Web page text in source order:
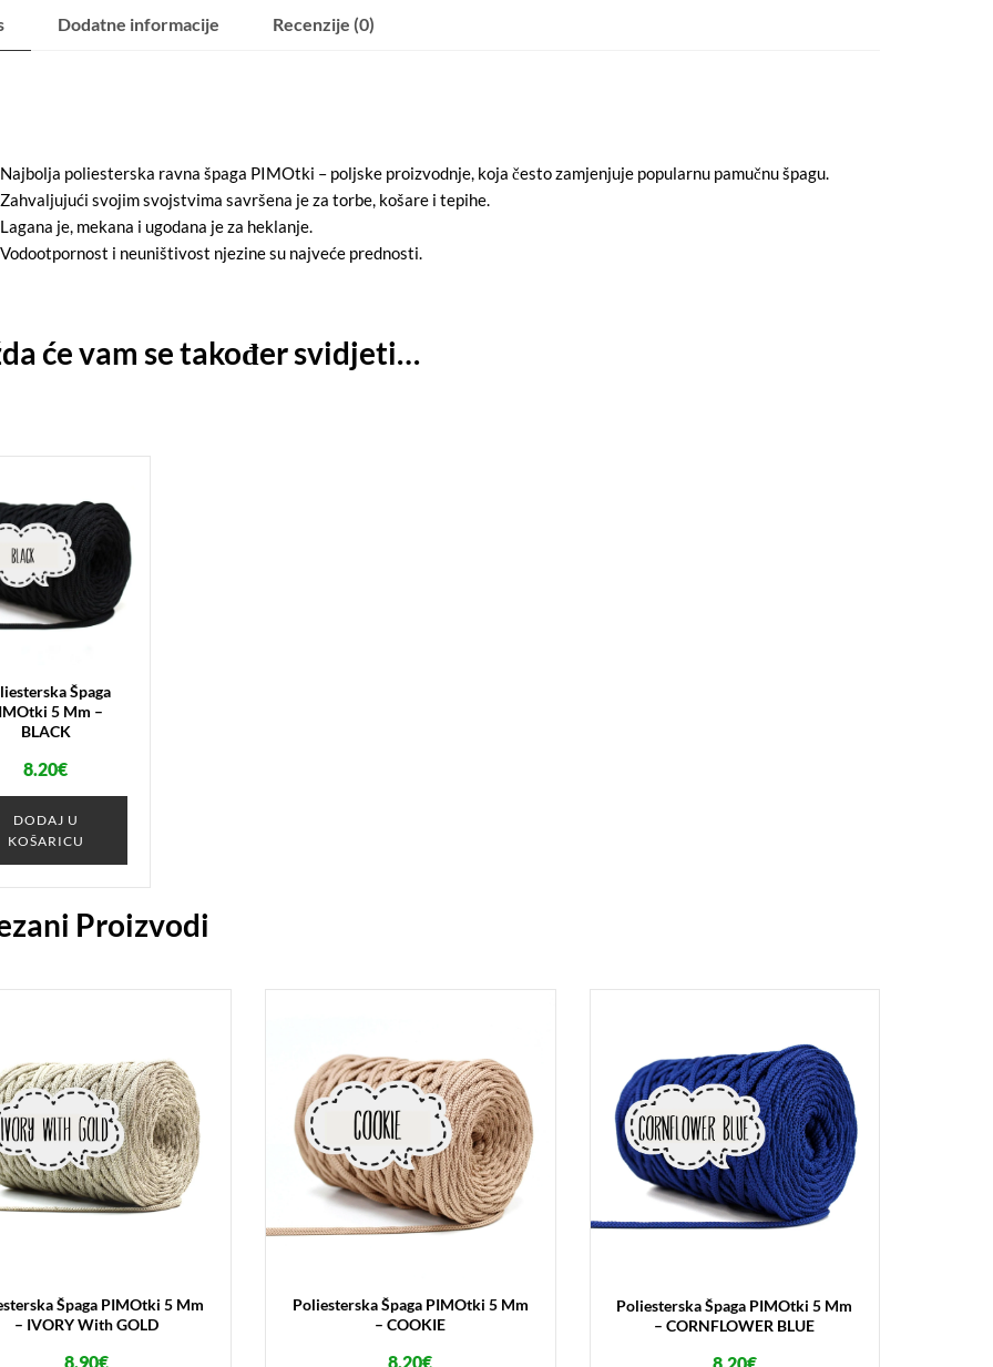
Dodatne informacije Recenzije (0)
Najbolja poliesterska ravna špaga PIMOtki – poljske proizvodnje, koja često zamjenjuje popularnu pamučnu špagu.
Zahvaljujući svojim svojstvima savršena je za torbe, košare i tepihe.
Lagana je, mekana i ugodana je za heklanje.
Vodootpornost i neuništivost njezine su najveće prednosti.
će vam se također svidjeti…
Špaga
5 Mm –
BLACK
8.20€
DODAJ U
KOŠARICU
Proizvodi
Špaga PIMOtki 5 Mm
– IVORY With GOLD
8.90€
Poliesterska Špaga PIMOtki 5 Mm
– COOKIE
8.20€
Poliesterska Špaga PIMOtki 5 Mm
– CORNFLOWER BLUE
8.20€